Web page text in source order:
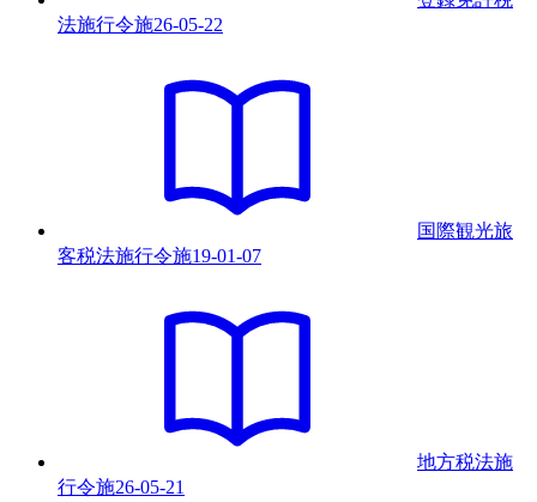
法施行令施26-05-22
国際観光旅
客税法施行令施19-01-07
地方税法施
行令施26-05-21